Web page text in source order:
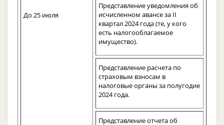
До 25 июля
Представление уведомления об
исчисленном авансе за II
квартал 2024 года (те, у кого
есть налогооблагаемое
имущество).
Представление расчета по
страховым взносам в
налоговые органы за полугодие
2024 года.
Представление отчета об